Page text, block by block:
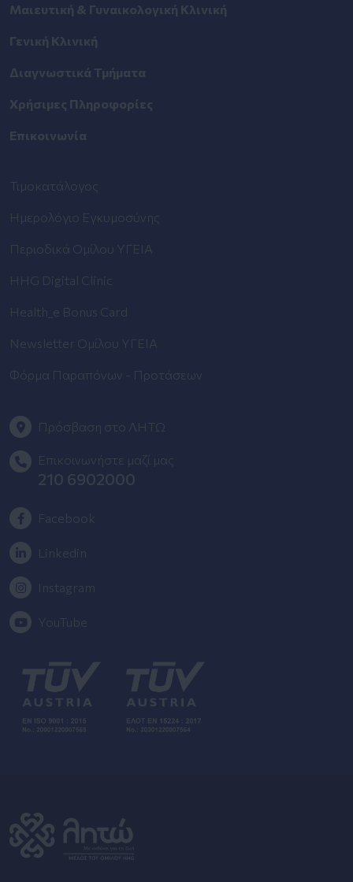
Μαιευτική & Γυναικολογική Κλινική
Γενική Κλινική
Διαγνωστικά Τμήματα
Χρήσιμες Πληροφορίες
Επικοινωνία
Τιμοκατάλογος
Ημερολόγιο Εγκυμοσύνης
Περιοδικά Ομίλου ΥΓΕΙΑ
HHG Digital Clinic
Health_e Bonus Card
Newsletter Ομίλου ΥΓΕΙΑ
Φόρμα Παραπόνων - Προτάσεων
Πρόσβαση στο ΛΗΤΩ
Επικοινωνήστε μαζί μας
210 6902000
Facebook
Linkedin
Instagram
YouTube